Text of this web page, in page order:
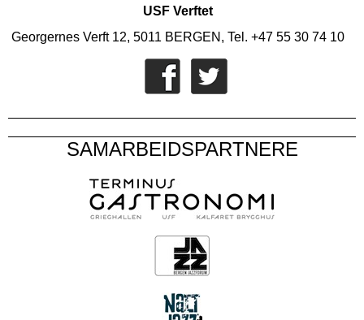
USF Verftet
Georgernes Verft 12, 5011 BERGEN, Tel. +47 55 30 74 10
SAMARBEIDSPARTNERE